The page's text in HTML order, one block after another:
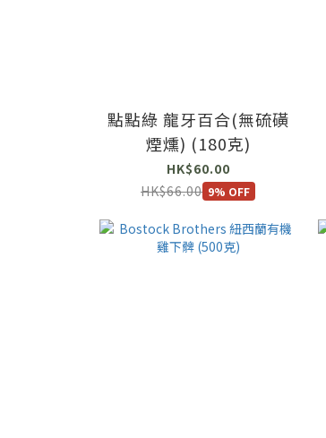
點點綠 龍牙百合(無硫磺
煙燻) (180克)
HK$60.00
HK$66.00 9% OFF